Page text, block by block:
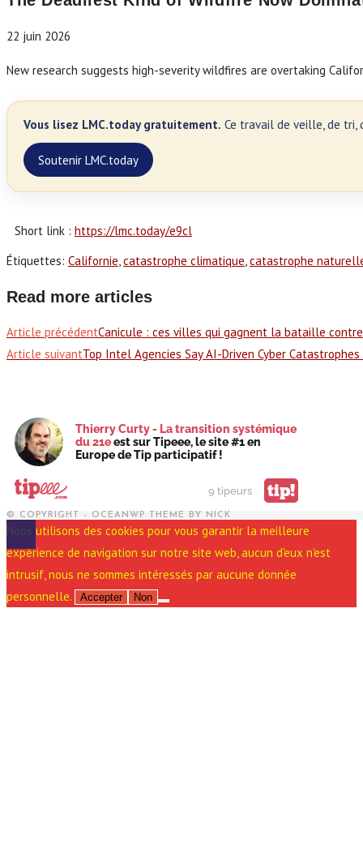
22 juin 2026
New research suggests high-severity wildfires are overtaking
Vous lisez LMC.today gratuitement. Ce travail de veille, de tri,
Soutenir LMC.today
Short link : https://lmc.today/e9cl
Étiquettes: Californie, catastrophe climatique, catastrophe
Read more articles
Article précédentCanicule : ces villes qui gagnent la bataille
Article suivantTop Intel Agencies Say AI-Driven Cyber
Thierry Curty - La transition systémique
du 21eest sur Tipeee, le site #1 en
Europe de Tip participatif !
9 tipeurs tip!
© COPYRIGHT - OCEANWP THEME BY NICK
Nous utilisons des cookies pour vous garantir la meilleure
expérience de navigation sur notre site web, aucun d'eux n'est
intrusif, nous ne sommes intéressés par aucune donnée
personnelle.
Accepter Non